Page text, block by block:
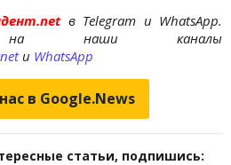
в Telegram и WhatsApp.
на наши каналы
и WhatsApp
в Google.News
статьи, подпишись: